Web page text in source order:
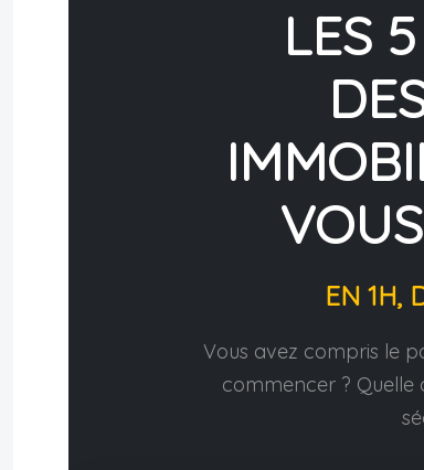
LES
EN 1H,
Vous avez compris le
commencer ? Quelle